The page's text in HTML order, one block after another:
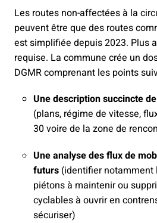
Les routes non-affectées à la
peuvent être que des routes
est simplifiée depuis 2023. Plus
requise. La commune crée un
DGMR comprenant les points
Une description succincte
(plans, régime de vitesse,
30 voire de la zone de
Une analyse des flux de
futurs (identifier notamment
piétons à maintenir ou
cyclables à ouvrir en
sécuriser)